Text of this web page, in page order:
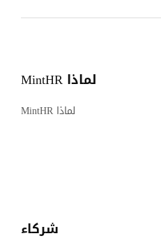
لماذا MintHR
لماذا MintHR
شركاء